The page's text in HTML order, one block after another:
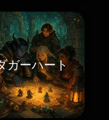
ガーハート